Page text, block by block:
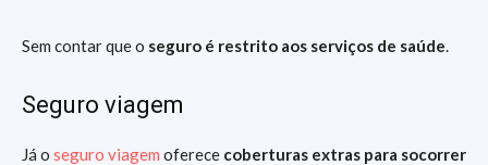
Sem contar que o seguro é restrito aos serviços de saúde.
Seguro viagem
Já o seguro viagem oferece coberturas extras para socorrer